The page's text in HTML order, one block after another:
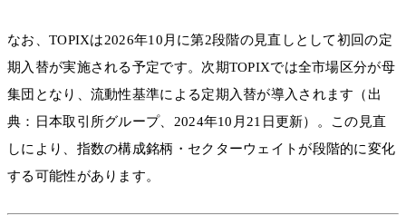
なお、TOPIXは2026年10月に第2段階の見直しとして初回の定
期入替が実施される予定です。次期TOPIXでは全市場区分が母
集団となり、流動性基準による定期入替が導入されます（出
典：日本取引所グループ、2024年10月21日更新）。この見直
しにより、指数の構成銘柄・セクターウェイトが段階的に変化
する可能性があります。